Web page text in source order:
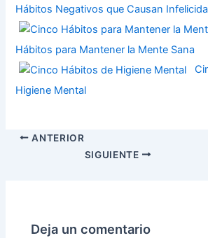
Hábitos Negativos que Causan
Hábitos para Mantener la Mente Sana
Higiene Mental
ANTERIOR
SIGUIENTE
Deja un comentario